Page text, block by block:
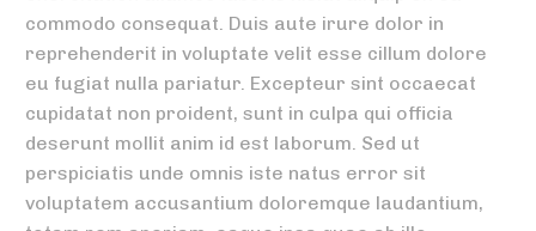
commodo consequat. Duis aute irure dolor in
reprehenderit in voluptate velit esse cillum dolore
eu fugiat nulla pariatur. Excepteur sint occaecat
cupidatat non proident, sunt in culpa qui officia
deserunt mollit anim id est laborum. Sed ut
perspiciatis unde omnis iste natus error sit
voluptatem accusantium doloremque laudantium,